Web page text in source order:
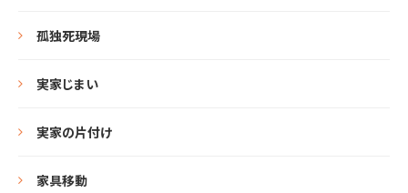
孤独死現場
実家じまい
実家の片付け
家具移動